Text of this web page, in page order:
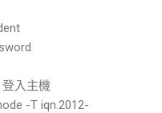
入主機
-T iqn.2012-